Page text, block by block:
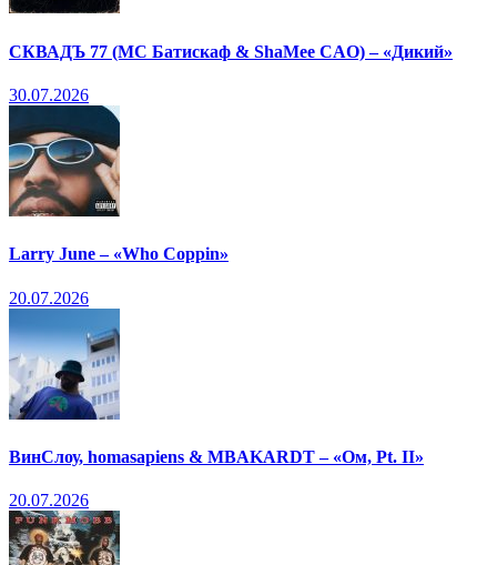
СКВАДЪ 77 (МС Батискаф & ShaMee CAO) – «Дикий»
30.07.2026
Larry June – «Who Coppin»
20.07.2026
ВинСлоу, homasapiens & MBAKARDT – «Ом, Pt. II»
20.07.2026